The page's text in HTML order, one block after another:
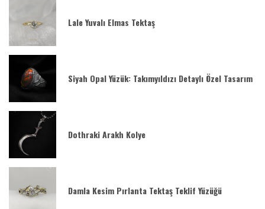
Lale Yuvalı Elmas Tektaş
Siyah Opal Yüzük: Takımyıldızı Detaylı Özel Tasarım
Dothraki Arakh Kolye
Damla Kesim Pırlanta Tektaş Teklif Yüzüğü